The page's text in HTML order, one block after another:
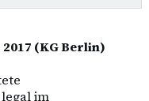
2017 (KG Berlin)
im